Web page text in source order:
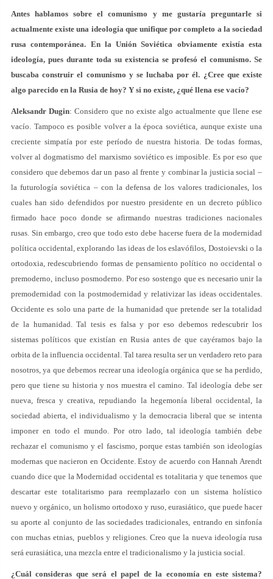
Antes hablamos sobre el comunismo y me gustaría preguntarle si
actualmente existe una ideología que unifique por completo a la sociedad
rusa contemporánea. En la Unión Soviética obviamente existía esta
ideología, pues durante toda su existencia se profesó el comunismo. Se
buscaba construir el comunismo y se luchaba por él. ¿Cree que existe
algo parecido en la Rusia de hoy? Y si no existe, ¿qué llena ese vacío?
Aleksandr Dugin: Considero que no existe algo actualmente que llene ese
vacío. Tampoco es posible volver a la época soviética, aunque existe una
creciente simpatía por este período de nuestra historia. De todas formas,
volver al dogmatismo del marxismo soviético es imposible. Es por eso que
considero que debemos dar un paso al frente y combinar la justicia social –
la futurología soviética – con la defensa de los valores tradicionales, los
cuales han sido defendidos por nuestro presidente en un decreto público
firmado hace poco donde se afirmando nuestras tradiciones nacionales
rusas. Sin embargo, creo que todo esto debe hacerse fuera de la modernidad
política occidental, explorando las ideas de los eslavófilos, Dostoievski o la
ortodoxia, redescubriendo formas de pensamiento político no occidental o
premoderno, incluso posmoderno. Por eso sostengo que es necesario unir la
premodernidad con la postmodernidad y relativizar las ideas occidentales.
Occidente es solo una parte de la humanidad que pretende ser la totalidad
de la humanidad. Tal tesis es falsa y por eso debemos redescubrir los
sistemas políticos que existían en Rusia antes de que cayéramos bajo la
orbita de la influencia occidental. Tal tarea resulta ser un verdadero reto para
nosotros, ya que debemos recrear una ideología orgánica que se ha perdido,
pero que tiene su historia y nos muestra el camino. Tal ideología debe ser
nueva, fresca y creativa, repudiando la hegemonía liberal occidental, la
sociedad abierta, el individualismo y la democracia liberal que se intenta
imponer en todo el mundo. Por otro lado, tal ideología también debe
rechazar el comunismo y el fascismo, porque estas también son ideologías
modernas que nacieron en Occidente. Estoy de acuerdo con Hannah Arendt
cuando dice que la Modernidad occidental es totalitaria y que tenemos que
descartar este totalitarismo para reemplazarlo con un sistema holístico
nuevo y orgánico, un holismo ortodoxo y ruso, eurasiático, que puede hacer
su aporte al conjunto de las sociedades tradicionales, entrando en sinfonía
con muchas etnias, pueblos y religiones. Creo que la nueva ideología rusa
será eurasiática, una mezcla entre el tradicionalismo y la justicia social.
¿Cuál consideras que será el papel de la economía en este sistema?